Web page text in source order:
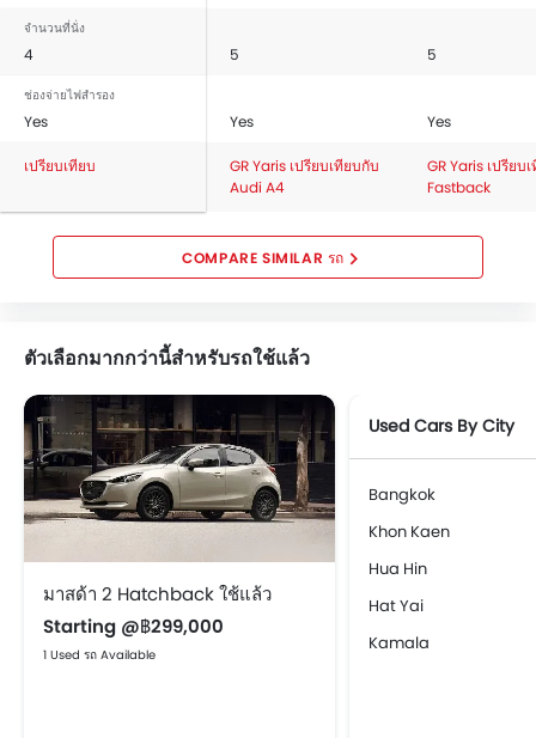
จำนวนที่นั่ง
4 5 5
ช่องจ่ายไฟสำรอง
Yes Yes Yes
เปรียบเทียบ
GR Yaris เปรียบเทียบกับ
Audi A4
GR Yaris เปรียบ
Fastback
COMPARE SIMILAR รถ
ตัวเลือกมากกว่านี้สำหรับรถใช้แล้ว
มาสด้า 2 Hatchback ใช้แล้ว
Starting @฿299,000
1 Used รถ Available
Used Cars By City
Bangkok
Khon Kaen
Hua Hin
Hat Yai
Kamala